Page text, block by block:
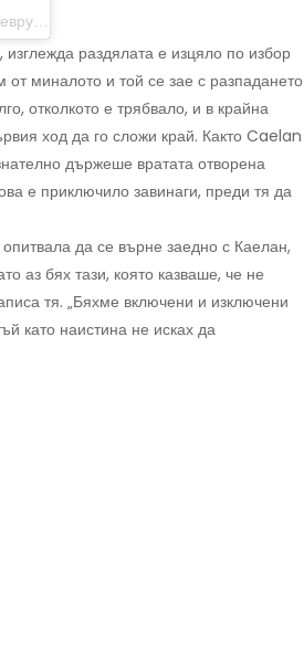
ч. PST
раздялата е изцяло по избор
от миналото и той се зае с разпадането
отколкото е трябвало, и в крайна
ход да го сложи край. Както Caelan
държеше вратата отворена
е приключило завинаги, преди тя да
да се върне заедно с Каелан,
аз бях тази, която казваше, че не
тя. „Бяхме включени и изключени
като наистина не исках да